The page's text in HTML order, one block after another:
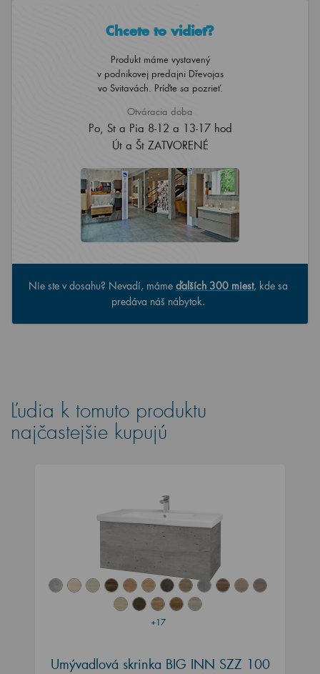
Chcete to vidieť?
Produkt máme vystavený
v podnikovej predajni Dřevojas
vo Svitavách. Príďte sa pozrieť.
Otváracia doba
Po, St a Pia 8-12 a 13-17 hod
Út a Št ZATVORENÉ
Nie ste v dosahu? Nevadí, máme ďalších 300 miest, kde sa
predáva náš nábytok.
Ľudia k tomuto produktu
najčastejšie kupujú
+17
Umývadlová skrinka BIG INN SZZ 100